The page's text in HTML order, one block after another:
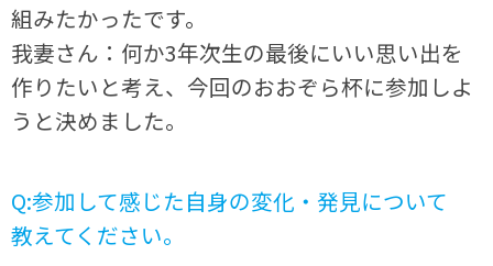
組みたかったです。
我妻さん：何か3年次生の最後にいい思い出を
作りたいと考え、今回のおおぞら杯に参加しよ
うと決めました。
Q:参加して感じた自身の変化・発見について
教えてください。